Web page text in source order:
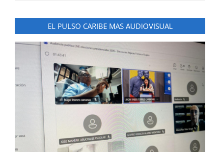
EL PULSO CARIBE MAS AUDIOVISUAL